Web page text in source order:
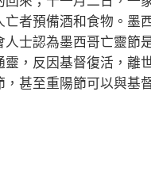
者預備酒和食物。墨
人士認為墨西哥亡靈節
靈，反因基督復活，離
甚至重陽節可以與基